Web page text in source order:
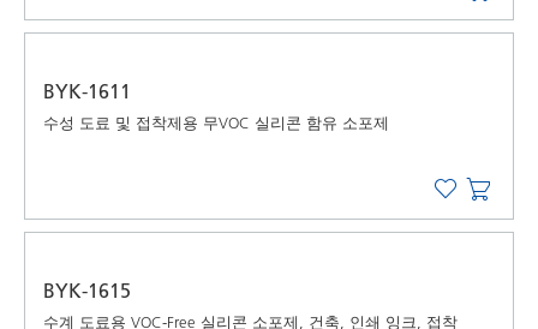
BYK-1611
수성 도료 및 접착제용 무VOC 실리콘 함유 소포제
BYK-1615
수계 도료용 VOC-Free 실리콘 소포제, 건축, 인쇄 잉크, 접착